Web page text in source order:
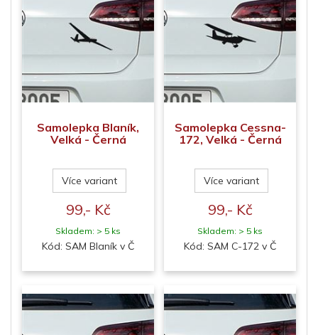
Samolepka Blaník,
Velká - Černá
Více variant
99,- Kč
Skladem: > 5 ks
Kód: SAM Blaník v Č
Samolepka Cessna-
172, Velká - Černá
Více variant
99,- Kč
Skladem: > 5 ks
Kód: SAM C-172 v Č